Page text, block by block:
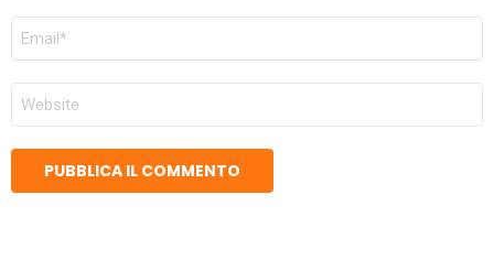
EMAIL
SITO
WEB